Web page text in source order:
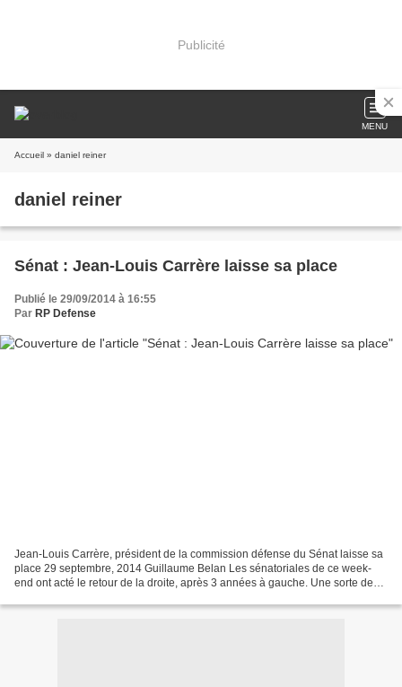
Publicité
MENU
Accueil » daniel reiner
daniel reiner
Sénat : Jean-Louis Carrère laisse sa place
Publié le 29/09/2014 à 16:55
Par RP Defense
Jean-Louis Carrère, président de la commission défense du Sénat laisse sa
place 29 septembre, 2014 Guillaume Belan Les sénatoriales de ce week-
end ont acté le retour de la droite, après 3 années à gauche. Une sorte de